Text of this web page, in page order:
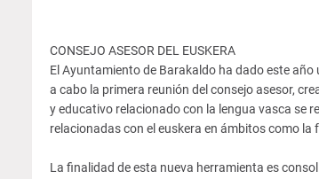
CONSEJO ASESOR DEL EUSKERA
El Ayuntamiento de Barakaldo ha dado este
a cabo la primera reunión del consejo asesor,
y educativo relacionado con la lengua vasca se
relacionadas con el euskera en ámbitos como
La finalidad de esta nueva herramienta es